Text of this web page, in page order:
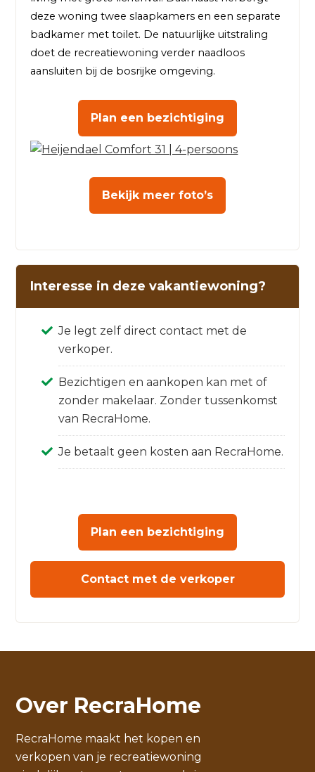
deze woning twee slaapkamers en een separate
badkamer met toilet. De natuurlijke uitstraling
doet de recreatiewoning verder naadloos
aansluiten bij de bosrijke omgeving.
Plan een bezichtiging
Bekijk meer foto’s
Interesse in deze vakantiewoning?
Je legt zelf direct contact met de
verkoper.
Bezichtigen en aankopen kan met of
zonder makelaar. Zonder tussenkomst
van RecraHome.
Je betaalt geen kosten aan RecraHome.
Plan een bezichtiging
Contact met de verkoper
Over RecraHome
RecraHome maakt het kopen en
verkopen van je recreatiewoning